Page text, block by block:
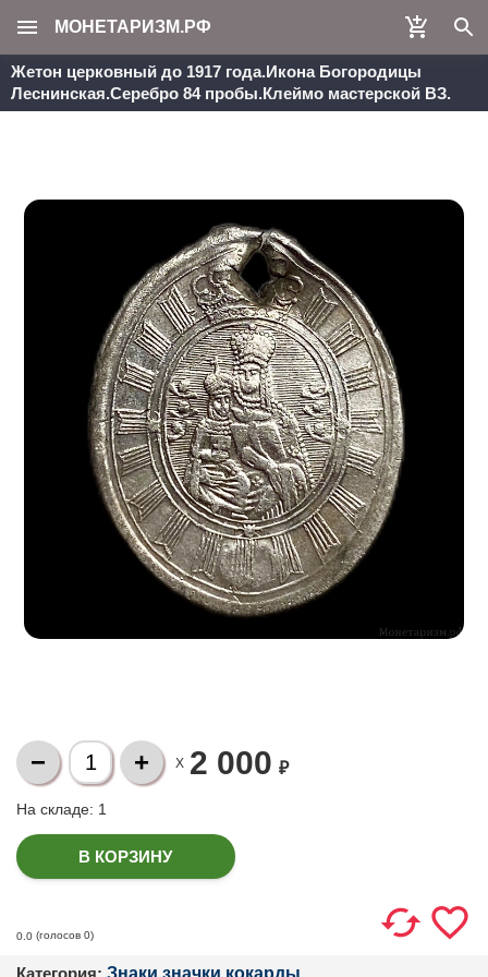
МОНЕТАРИЗМ.РФ
Жетон церковный до 1917 года.Икона Богородицы
Леснинская.Серебро 84 пробы.Клеймо мастерской ВЗ.
X 2 000 ₽
На складе: 1
0.0 (голосов 0)
Категория: Знаки,значки,кокарды